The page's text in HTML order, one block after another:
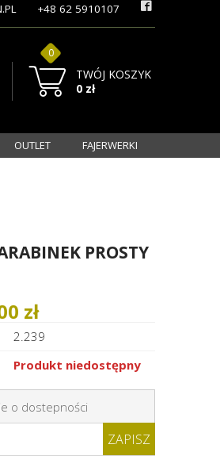
TWÓJ KOSZYK
0
0 zł
+48 62 5910107
OUTLET FAJERWERKI
PROSTY
zł
2.239
Produkt niedostępny
o dostepności
ZAPISZ